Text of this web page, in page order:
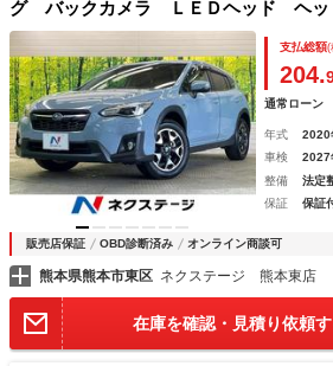
グ バックカメラ ＬＥＤヘッド ヘッ
ー パワーシート リアビークルディテ
クルーズコントロール ＥＴＣ Ｂｌ
トキー
支払総額(
204.
通常ローン
年式 2020
車検
2027
整備
法定
保証
保証
販売店保証 OBD診断済み オンライン商談可
熊本県熊本市東区 ネクステージ 熊本東店
在庫を確認・見積り依頼